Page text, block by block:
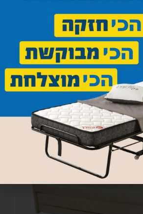
ספה נפתחת דגם 039
3,800₪
–
3,950₪
בחר אפשרויות